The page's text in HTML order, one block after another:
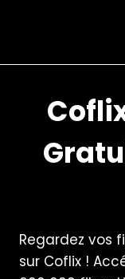
Regardez vos
sur Coflix !